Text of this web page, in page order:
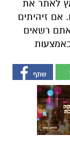
לאתר את
אם זיהיתים
אתם רשאים